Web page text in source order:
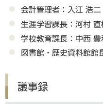
会計管理者：入江 浩二
生涯学習課長：河村 直
学校教育課長：中西 豊
図書館・歴史資料館館
議事録